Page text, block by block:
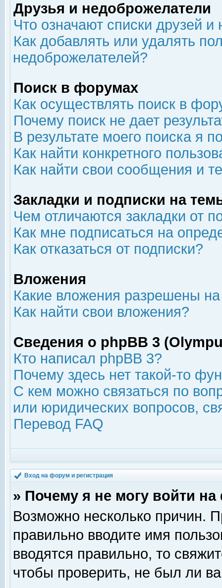
Друзья и недоброжелатели
Что означают списки друзей
Как добавлять или удалять
недоброжелателей?
Поиск в форумах
Как осуществлять поиск в
Почему поиск не дает
В результате моего поиска я
Как найти конкретного
Как найти свои сообщения и
Закладки и подписки на
Чем отличаются закладки от
Как мне подписаться на
Как отказаться от подписки?
Вложения
Какие вложения разрешены
Как найти свои вложения?
Сведения о phpBB 3
Кто написал phpBB 3?
Почему здесь нет такой-то
С кем можно связаться по
или юридических вопросов,
Перевод FAQ
Вход на форум и регистрация
» Почему я не могу войти
Возможно несколько причин.
правильно вводите имя
вводятся правильно, то
чтобы проверить, не был ли